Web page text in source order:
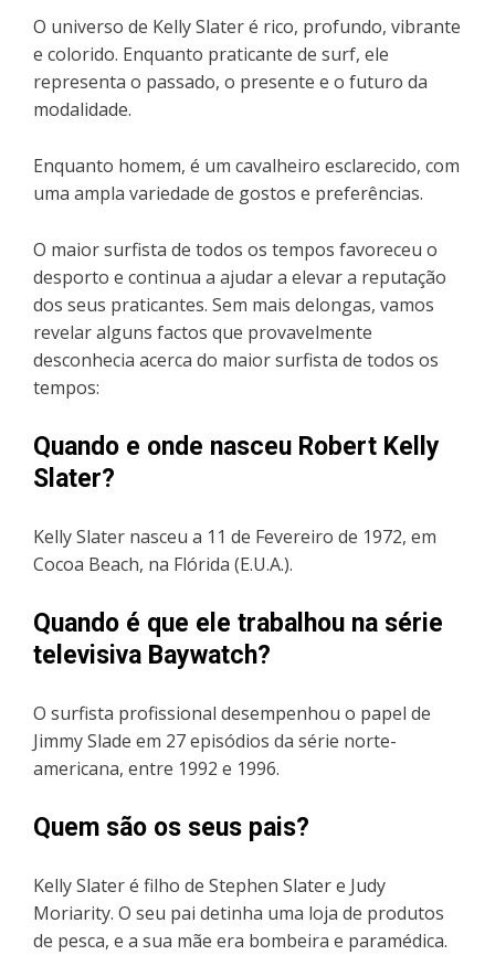
O universo de Kelly Slater é rico, profundo, vibrante
e colorido. Enquanto praticante de surf, ele
representa o passado, o presente e o futuro da
modalidade.
Enquanto homem, é um cavalheiro esclarecido, com
uma ampla variedade de gostos e preferências.
O maior surfista de todos os tempos favoreceu o
desporto e continua a ajudar a elevar a reputação
dos seus praticantes. Sem mais delongas, vamos
revelar alguns factos que provavelmente
desconhecia acerca do maior surfista de todos os
tempos:
Quando e onde nasceu Robert Kelly
Slater?
Kelly Slater nasceu a 11 de Fevereiro de 1972, em
Cocoa Beach, na Flórida (E.U.A.).
Quando é que ele trabalhou na série
televisiva Baywatch?
O surfista profissional desempenhou o papel de
Jimmy Slade em 27 episódios da série norte-
americana, entre 1992 e 1996.
Quem são os seus pais?
Kelly Slater é filho de Stephen Slater e Judy
Moriarity. O seu pai detinha uma loja de produtos
de pesca, e a sua mãe era bombeira e paramédica.